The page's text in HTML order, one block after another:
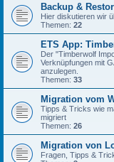
Backup &
Hier diskutieren wir
Themen: 22
ETS App:
Der "Timberwolf
Verknüpfungen mit
anzulegen.
Themen: 33
Migration vom
Tipps & Tricks wie
migriert
Themen: 26
Migration von
Fragen, Tipps &